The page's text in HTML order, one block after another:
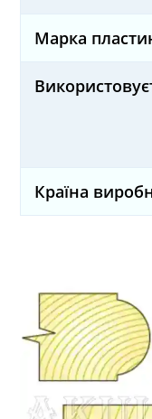
Марка
Країна